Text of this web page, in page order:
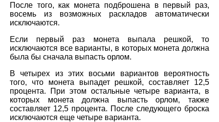
После того, как монета подброшена в первый раз,
восемь из возможных раскладов автоматически
исключаются.
Если первый раз монета выпала решкой, то
исключаются все варианты, в которых монета должна
была бы сначала выпасть орлом.
В четырех из этих восьми вариантов вероятность
того, что монета выпадет решкой, составляет 12,5
процента. При этом остальные четыре варианта, в
которых монета должна выпасть орлом, также
составляет 12,5 процента. После следующего броска
исключаются еще четыре варианта.